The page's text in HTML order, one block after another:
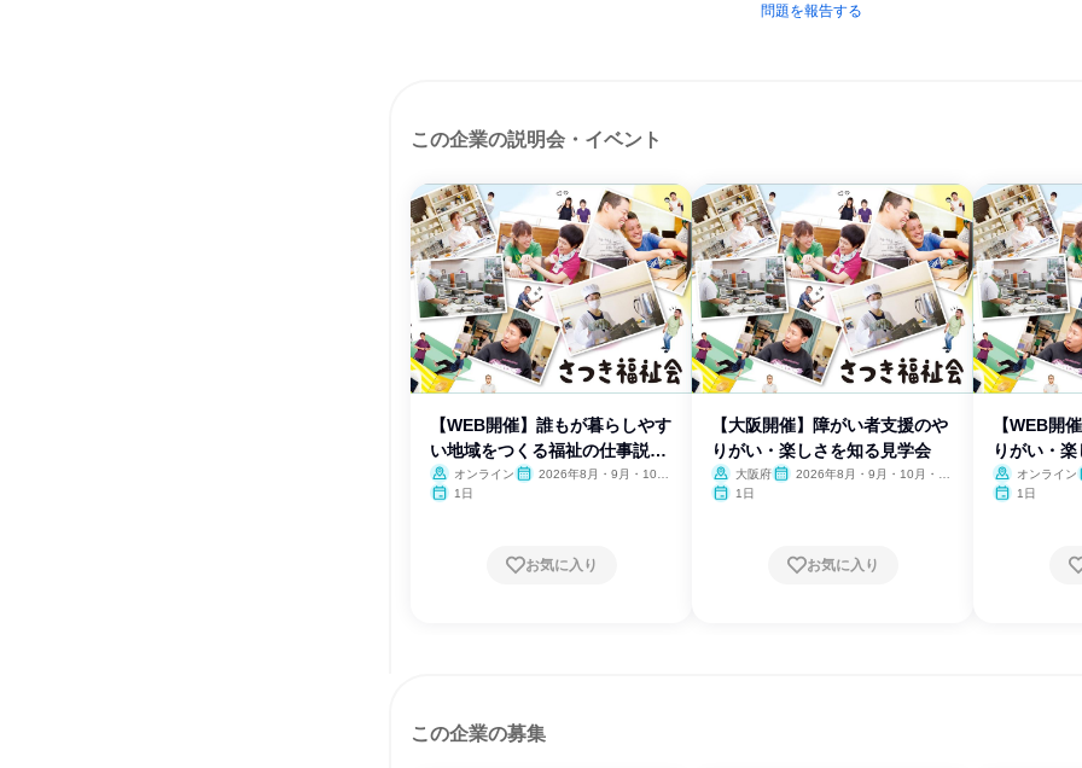
問題を報告する
この企業の説明会・イベント
【WEB開催】誰もが暮らしやす
い地域をつくる福祉の仕事説明
会
オンライン
2026年8月・9月・10
1日
お気に入り
【大阪開催】障がい者支援のや
りがい・楽しさを知る見学会
大阪府
2026年8月・9月・10月・11
1日
お気に入り
【WEB開
りがい・
オンライン
1日
この企業の募集